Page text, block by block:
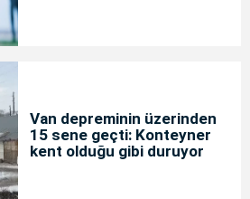
Van depreminin üzerinden
15 sene geçti: Konteyner
kent olduğu gibi duruyor